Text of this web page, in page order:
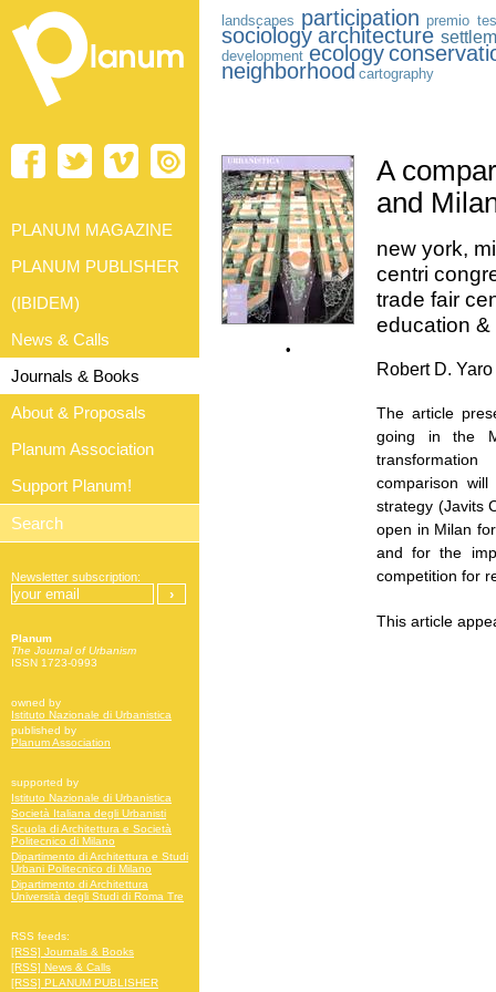
landscapes participation premio
sociology architecture
development ecology
neighborhood cartography
•
A
and
new york,
centri
trade fair
education
Robert D. Yaro
The article
going in the
comparison
strategy (Javits
open in Milan
and for the
competition for
This article
PLANUM MAGAZINE
PLANUM PUBLISHER
(IBIDEM)
News & Calls
Journals & Books
About & Proposals
Planum Association
Support Planum!
Newsletter subscription:
Planum
The Journal of Urbanism
ISSN 1723-0993
owned by
Istituto Nazionale di Urbanistica
published by
Planum Association
supported by
Istituto Nazionale di Urbanistica
Società Italiana degli Urbanisti
Scuola di Architettura e Società
Politecnico di Milano
Dipartimento di Architettura e Studi
Urbani Politecnico di Milano
Dipartimento di Architettura
Università degli Studi di Roma Tre
RSS feeds:
[RSS] Journals & Books
[RSS] News & Calls
[RSS] PLANUM PUBLISHER